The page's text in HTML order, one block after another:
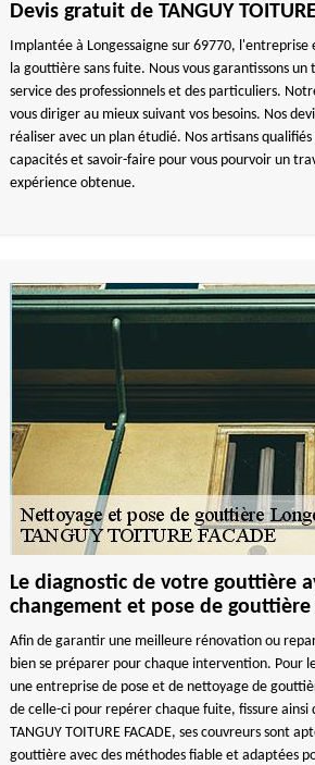
Devis gratuit de TANGUY
Implantée à Longessaigne sur 69770,
la gouttière sans fuite. Nous vous garantissons un
service des professionnels et des particuliers.
vous diriger au mieux suivant vos besoins. Nos
réaliser avec un plan étudié. Nos artisans
capacités et savoir-faire pour vous pourvoir un
expérience obtenue.
Le diagnostic de votre gouttière
changement et pose de gouttière
Afin de garantir une meilleure rénovation ou
bien se préparer pour chaque intervention. Pour le
une entreprise de pose et de nettoyage de
de celle-ci pour repérer chaque fuite, fissure ainsi
TANGUY TOITURE FACADE, ses couvreurs sont
gouttière avec des méthodes fiable et adaptées